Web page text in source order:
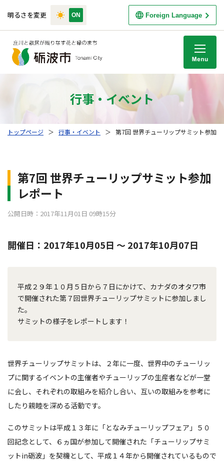
明るさを変更 Foreign Language
行事・イベント
トップページ ＞ 行事・イベント ＞ 第7回 世界チューリップサミット参加
第7回 世界チューリップサミット参加
レポート
公開日時：2017年11月01日 09時15分
開催日：2017年10月05日 〜 2017年10月07日
平成２９年１０月５日から７日にかけて、カナダのオタワ市
で開催された第７回世界チューリップサミットに参加しまし
た。
サミットの様子をレポートします！
世界チューリップサミットは、２年に一度、世界中のチューリッ
プに関するイベントの主催者やチューリップの生産者などが一堂
に会し、それぞれの取組みを紹介し合い、互いの取組みを参考に
したり親睦を深める活動です。
このサミットは平成１３年に「となみチューリップフェア」５０
回記念として、６ヵ国が参加して開催された「チューリップサミ
ットin砺波」を契機として、平成１４年から開催されているもので